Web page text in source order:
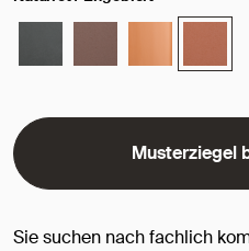
Musterziegel
Sie suchen nach fachlich